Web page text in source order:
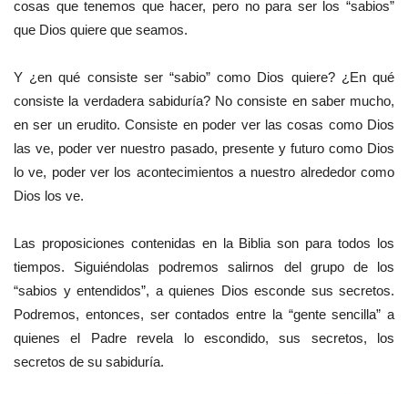
cosas que tenemos que hacer, pero no para ser los “sabios”
que Dios quiere que seamos.
Y ¿en qué consiste ser “sabio” como Dios quiere? ¿En qué
consiste la verdadera sabiduría? No consiste en saber mucho,
en ser un erudito. Consiste en poder ver las cosas como Dios
las ve, poder ver nuestro pasado, presente y futuro como Dios
lo ve, poder ver los acontecimientos a nuestro alrededor como
Dios los ve.
Las proposiciones contenidas en la Biblia son para todos los
tiempos. Siguiéndolas podremos salirnos del grupo de los
“sabios y entendidos”, a quienes Dios esconde sus secretos.
Podremos, entonces, ser contados entre la “gente sencilla” a
quienes el Padre revela lo escondido, sus secretos, los
secretos de su sabiduría.